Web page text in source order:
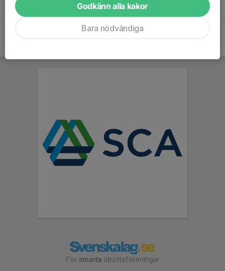
För smarta idrottsföreningar
Godkänn alla kakor
Bara nödvändiga